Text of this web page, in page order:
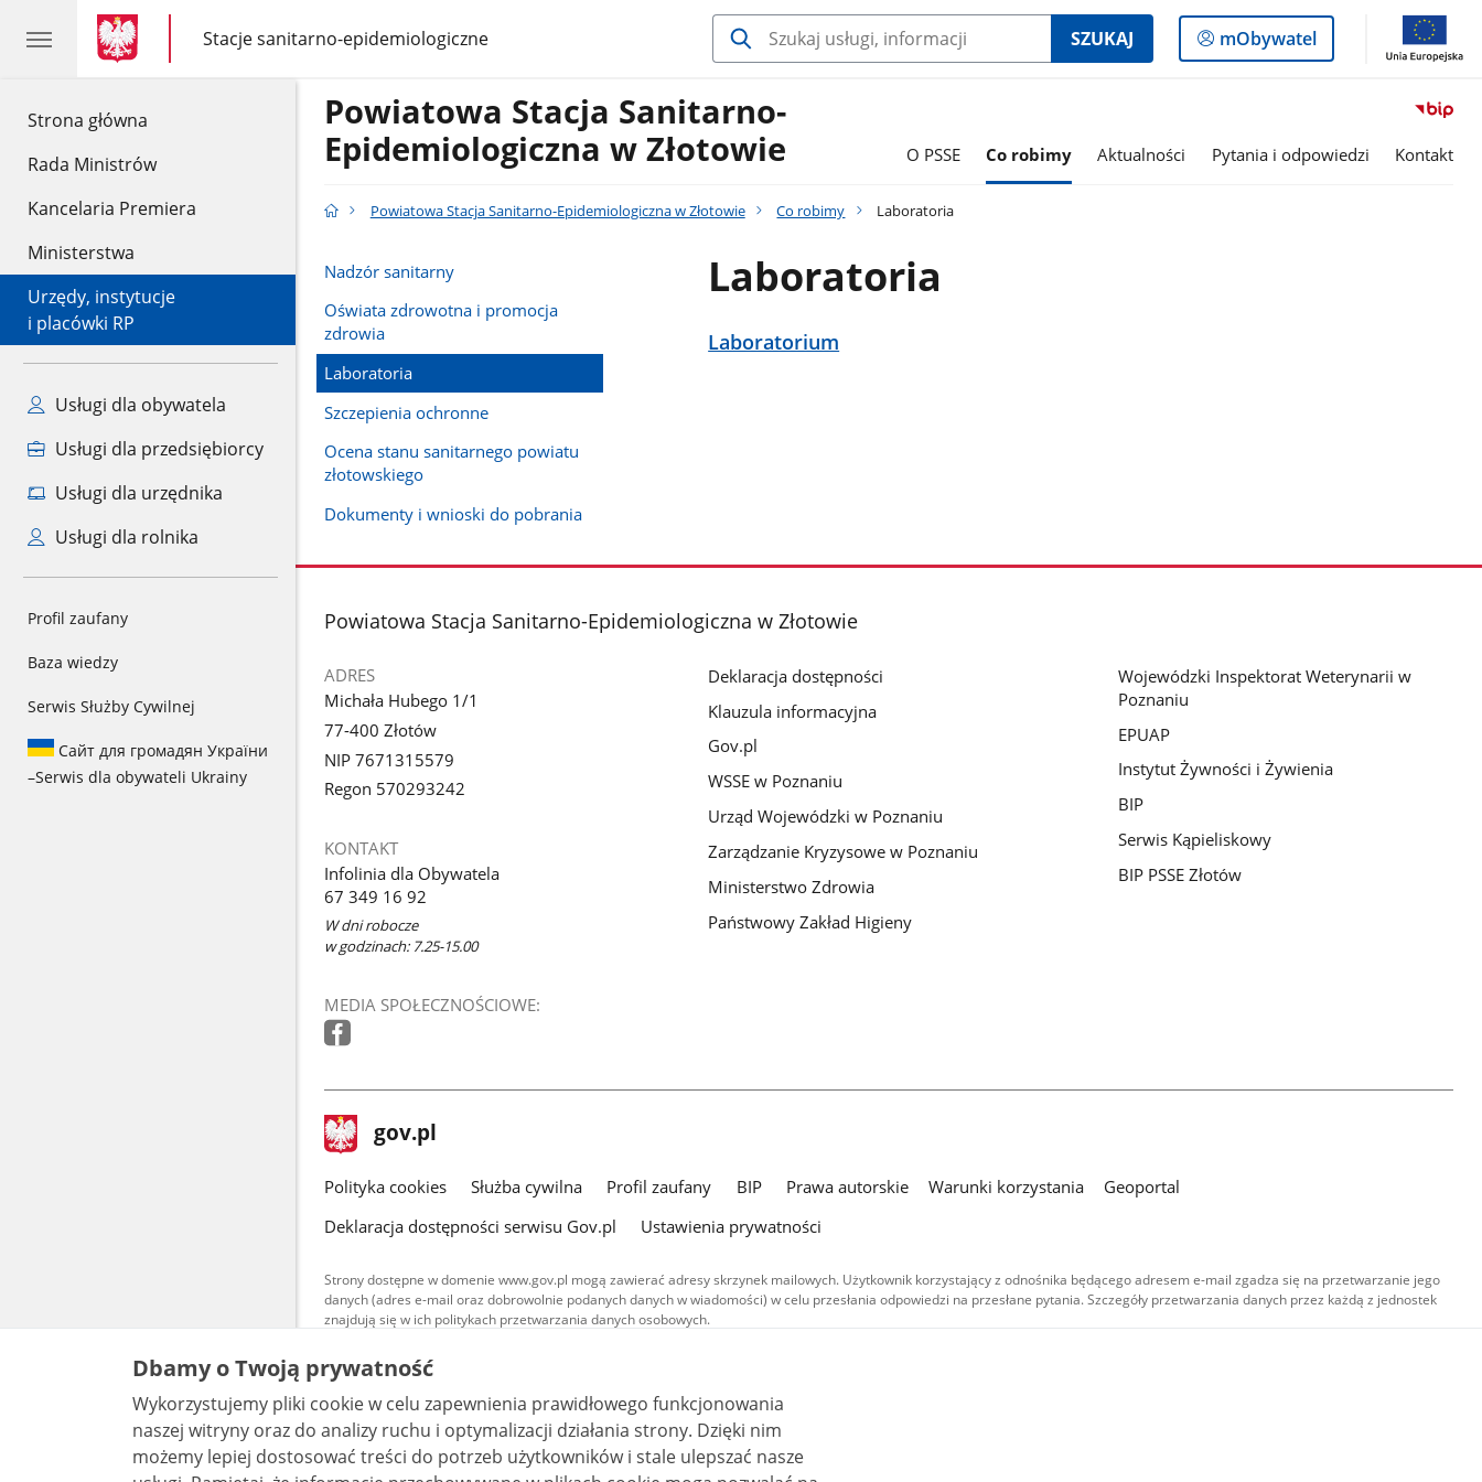
Strona główna
Rada Ministrów
Kancelaria Premiera
Ministerstwa
Urzędy, instytucje
i placówki RP
Usługi dla obywatela
Usługi dla przedsiębiorcy
Usługi dla urzędnika
Usługi dla rolnika
Profil zaufany
Baza wiedzy
Serwis Służby Cywilnej
Сайт для громадян України
–Serwis dla obywateli Ukrainy
gov.pl
gov.pl
Stacje sanitarno-epidemiologiczne
gov.pl
Stacje
sanitarno-
epidemiologiczne
SZUKAJ
Logowanie
do
mObywatel
Powiatowa Stacja Sanitarno-
Epidemiologiczna w Złotowie
O PSSE Co robimy Aktualności Pytania i odpowiedzi Kontakt
Powiatowa Stacja Sanitarno-Epidemiologiczna w Złotowie Co robimy Laboratoria
Nadzór sanitarny
Oświata zdrowotna i promocja
zdrowia
Laboratoria
Szczepienia ochronne
Ocena stanu sanitarnego powiatu
złotowskiego
Dokumenty i wnioski do pobrania
Laboratoria
Laboratorium
stopka
Powiatowa Stacja Sanitarno-Epidemiologiczna w Złotowie
ADRES
Michała Hubego 1/1
77-400 Złotów
NIP 7671315579
Regon 570293242
KONTAKT
Infolinia dla Obywatela
67 349 16 92
W dni robocze
w godzinach: 7.25-15.00
MEDIA SPOŁECZNOŚCIOWE:
Deklaracja dostępności
Klauzula informacyjna
Gov.pl
WSSE w Poznaniu
Urząd Wojewódzki w Poznaniu
Zarządzanie Kryzysowe w Poznaniu
Ministerstwo Zdrowia
Państwowy Zakład Higieny
Wojewódzki Inspektorat Weterynarii w
Poznaniu
EPUAP
Instytut Żywności i Żywienia
BIP
Serwis Kąpieliskowy
BIP PSSE Złotów
stopka
gov.pl Strona
gov.pl
gov.pl
Polityka cookies Służba cywilna Profil zaufany BIP Prawa autorskie Warunki korzystania
Geoportal
Deklaracja dostępności serwisu Gov.pl
Ustawienia prywatności
Strony dostępne w domenie www.gov.pl mogą zawierać adresy skrzynek mailowych. Użytkownik korzystający z odnośnika będącego adresem e-mail zgadza się na przetwarzanie jego
danych (adres e-mail oraz dobrowolnie podanych danych w wiadomości) w celu przesłania odpowiedzi na przesłane pytania. Szczegóły przetwarzania danych przez każdą z jednostek
znajdują się w ich politykach przetwarzania danych osobowych.
Treści tekstowe publikowane w serwisie (z wyłączeniem treści audiowizualnych), są
udostępniane na licencji typu Creative Commons: uznanie autorstwa - na tych samych
warunkach 4.0 (CC BY-SA 4.0). Materiały audiowizualne, w tym zdjęcia, materiały audio i wideo,
są udostępniane na licencji typu Creative Commons: uznanie autorstwa użycie niekomercyjne -
bez utworów zależnych 4.0 (CC BY-NC-ND 4.0), o ile nie jest to stwierdzone inaczej.
Dbamy o Twoją prywatność
Wykorzystujemy pliki cookie w celu zapewnienia prawidłowego funkcjonowania
naszej witryny oraz do analizy ruchu i optymalizacji działania strony. Dzięki nim
możemy lepiej dostosować treści do potrzeb użytkowników i stale ulepszać nasze